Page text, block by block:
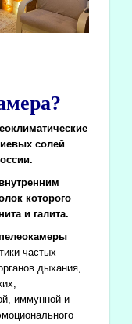
солей
которого
и галита.
частых
дыхания,
иммунной и